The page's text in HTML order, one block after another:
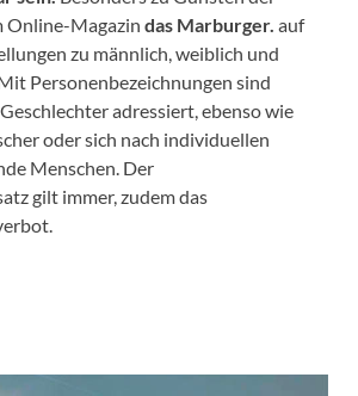
Online-Magazin das Marburger. auf
zu männlich, weiblich und
Personenbezeichnungen sind
adressiert, ebenso wie
oder sich nach individuellen
Menschen. Der
gilt immer, zudem das